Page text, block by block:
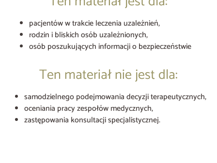
pacjentów w trakcie leczenia uzależnień,
rodzin i bliskich osób uzależnionych,
osób poszukujących informacji o bezpieczeństwie
Ten materiał nie jest dla:
samodzielnego podejmowania decyzji terapeutycznych,
oceniania pracy zespołów medycznych,
zastępowania konsultacji specjalistycznej.